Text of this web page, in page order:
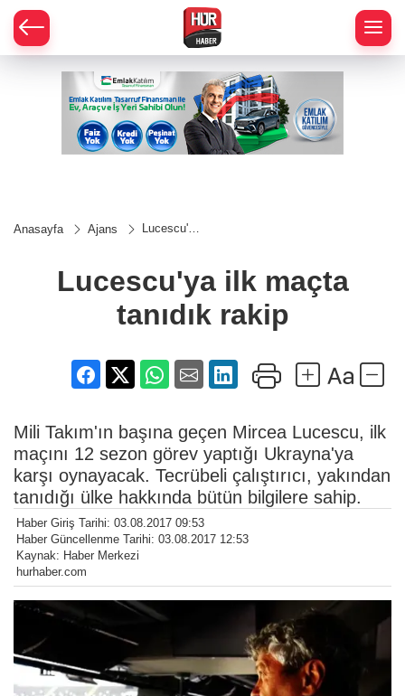
Anasayfa Ajans
Lucescu'ya
Lucescu'ya ilk maçta
tanıdık rakip
Mili Takım'ın başına geçen Mircea Lucescu, ilk
maçını 12 sezon görev yaptığı Ukrayna'ya
karşı oynayacak. Tecrübeli çalıştırıcı, yakından
tanıdığı ülke hakkında bütün bilgilere sahip.
Haber Giriş Tarihi: 03.08.2017 09:53
Haber Güncellenme Tarihi: 03.08.2017 12:53
Kaynak: Haber Merkezi
hurhaber.com